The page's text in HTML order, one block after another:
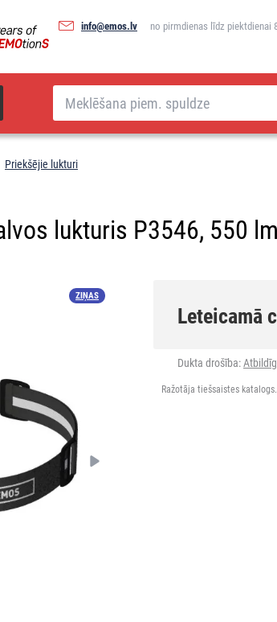
info@emos.lv no pirmdienas līdz piektdienai
Meklēšana
Priekšējie lukturi
lukturis P3546, 550
ZIŅAS
Leteicamā
Dukta drošība:
Ražotāja tiešsaistes